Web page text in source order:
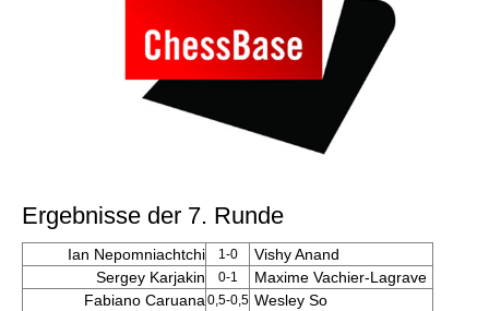
Ergebnisse der 7. Runde
Ian Nepomniachtchi 1-0
Vishy Anand
Sergey Karjakin
0-1
Maxime Vachier-Lagrave
Fabiano Caruana 0,5-0,5 Wesley So